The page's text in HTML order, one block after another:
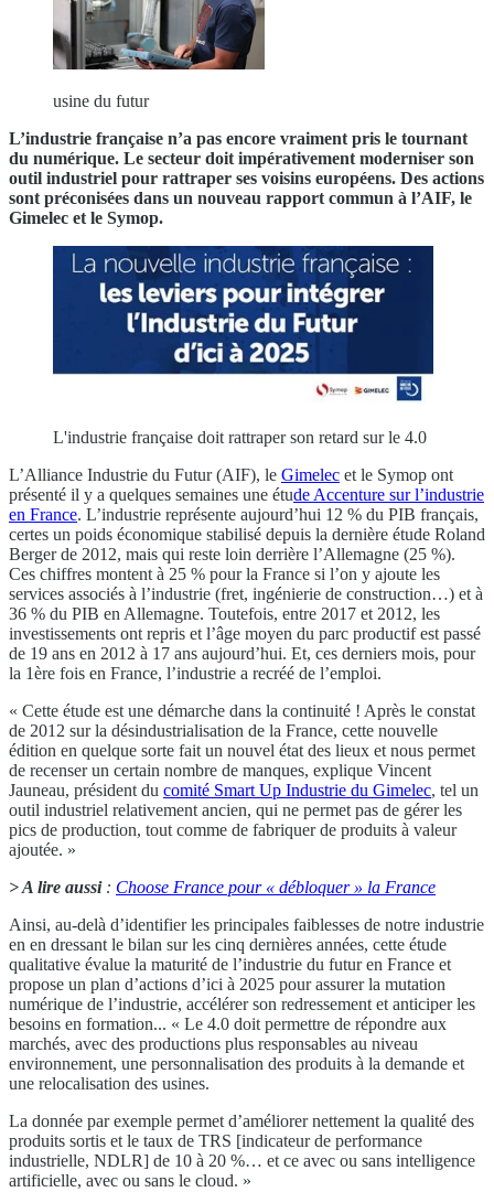
usine du futur
L’industrie française n’a pas encore vraiment pris le tournant
du numérique. Le secteur doit impérativement moderniser son
outil industriel pour rattraper ses voisins européens. Des actions
sont préconisées dans un nouveau rapport commun à l’AIF, le
Gimelec et le Symop.
L'industrie française doit rattraper son retard sur le 4.0
L’Alliance Industrie du Futur (AIF), le Gimelec et le Symop ont
présenté il y a quelques semaines une étude Accenture sur l’industrie
en France. L’industrie représente aujourd’hui 12 % du PIB français,
certes un poids économique stabilisé depuis la dernière étude Roland
Berger de 2012, mais qui reste loin derrière l’Allemagne (25 %).
Ces chiffres montent à 25 % pour la France si l’on y ajoute les
services associés à l’industrie (fret, ingénierie de construction…) et à
36 % du PIB en Allemagne. Toutefois, entre 2017 et 2012, les
investissements ont repris et l’âge moyen du parc productif est passé
de 19 ans en 2012 à 17 ans aujourd’hui. Et, ces derniers mois, pour
la 1ère fois en France, l’industrie a recréé de l’emploi.
« Cette étude est une démarche dans la continuité ! Après le constat
de 2012 sur la désindustrialisation de la France, cette nouvelle
édition en quelque sorte fait un nouvel état des lieux et nous permet
de recenser un certain nombre de manques, explique Vincent
Jauneau, président du comité Smart Up Industrie du Gimelec, tel un
outil industriel relativement ancien, qui ne permet pas de gérer les
pics de production, tout comme de fabriquer de produits à valeur
ajoutée. »
> A lire aussi: Choose France pour « débloquer » la France
Ainsi, au-delà d’identifier les principales faiblesses de notre industrie
en en dressant le bilan sur les cinq dernières années, cette étude
qualitative évalue la maturité de l’industrie du futur en France et
propose un plan d’actions d’ici à 2025 pour assurer la mutation
numérique de l’industrie, accélérer son redressement et anticiper les
besoins en formation... « Le 4.0 doit permettre de répondre aux
marchés, avec des productions plus responsables au niveau
environnement, une personnalisation des produits à la demande et
une relocalisation des usines.
La donnée par exemple permet d’améliorer nettement la qualité des
produits sortis et le taux de TRS [indicateur de performance
industrielle, NDLR] de 10 à 20 %… et ce avec ou sans intelligence
artificielle, avec ou sans le cloud. »